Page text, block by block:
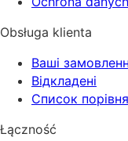
Obsługa klienta
Ваші
Відкладені
Список
Łączność